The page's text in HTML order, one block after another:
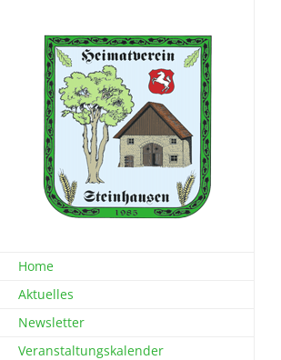
springen
Home
Aktuelles
Newsletter
Veranstaltungskalender